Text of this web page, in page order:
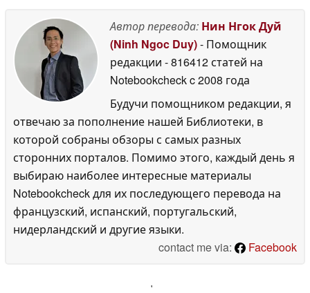
Автор перевода: Нин Нгок Дуй
(Ninh Ngoc Duy)- Помощник
редакции - 816412 статей на
Notebookcheckc 2008 года
Будучи помощником редакции, я
отвечаю за пополнение нашей Библиотеки, в
которой собраны обзоры с самых разных
сторонних порталов. Помимо этого, каждый день я
выбираю наиболее интересные материалы
Notebookcheck для их последующего перевода на
французский, испанский, португальский,
нидерландский и другие языки.
contact me via:
Facebook
'